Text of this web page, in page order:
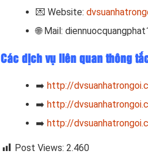
💌 Website:
🌐 Mail:
Các dịch vụ liên quan thông
➡️ http://
➡️ http://
➡️ http://
Post Views: 2.460